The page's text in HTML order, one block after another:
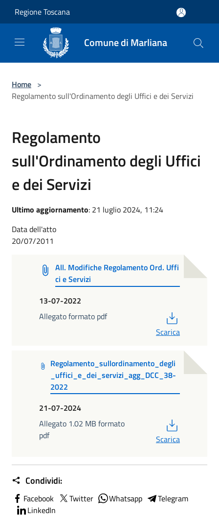
Regione Toscana
Comune di Marliana
Home >
Regolamento sull'Ordinamento degli Uffici e dei Servizi
Regolamento
sull'Ordinamento degli Uffici
e dei Servizi
Ultimo aggiornamento: 21 luglio 2024, 11:24
Data dell'atto
20/07/2011
All. Modifiche Regolamento Ord. Uffi
ci e Servizi
13-07-2022
Allegato formato pdf
Scarica
Regolamento_sullordinamento_degli
_uffici_e_dei_servizi_agg_DCC_38-
2022
21-07-2024
Allegato 1.02 MB formato
pdf
Scarica
Condividi:
Facebook Twitter Whatsapp
Telegram
LinkedIn